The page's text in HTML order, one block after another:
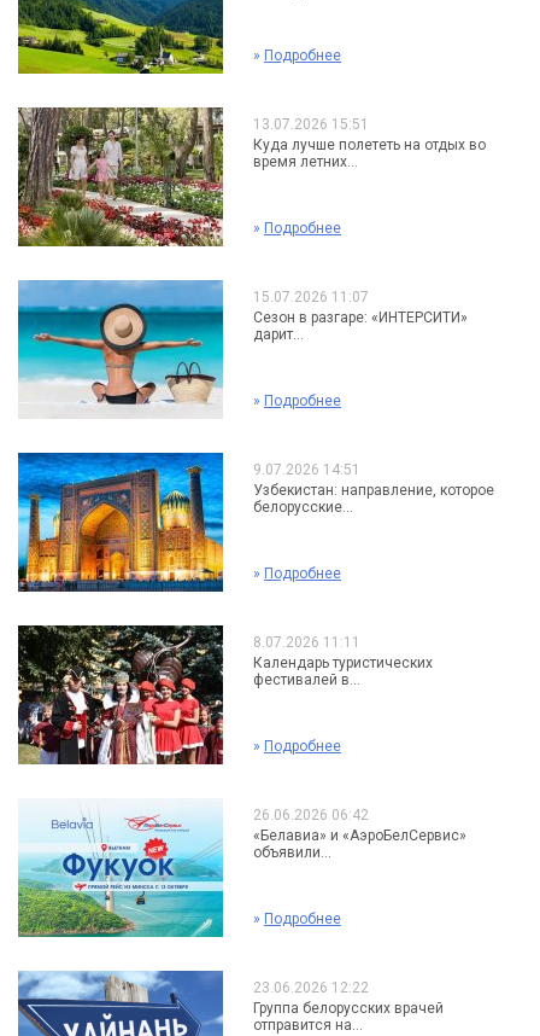
» Подробнее
13.07.2026 15:51
Куда лучше полететь на отдых во
время летних...
» Подробнее
15.07.2026 11:07
Сезон в разгаре: «ИНТЕРСИТИ»
дарит...
» Подробнее
9.07.2026 14:51
Узбекистан: направление, которое
белорусские...
» Подробнее
8.07.2026 11:11
Календарь туристических
фестивалей в...
» Подробнее
26.06.2026 06:42
«Белавиа» и «АэроБелСервис»
объявили...
» Подробнее
23.06.2026 12:22
Группа белорусских врачей
отправится на...